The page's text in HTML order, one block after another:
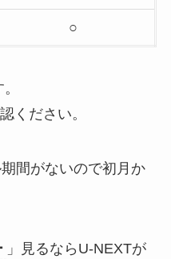
○
ください。
間がないので初月か
」見るならU-NEXTが